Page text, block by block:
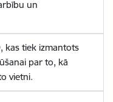
un
kas tiek izmantots
par to, kā
vietni.